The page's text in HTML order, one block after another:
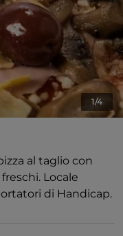
1/4
al taglio con
Locale
di Handicap.